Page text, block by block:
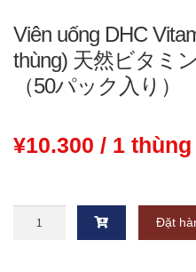
Viên uống DHC
thùng) 天然ビタミ
（50パック入り）
¥10.300 / 1
uống
Đặt